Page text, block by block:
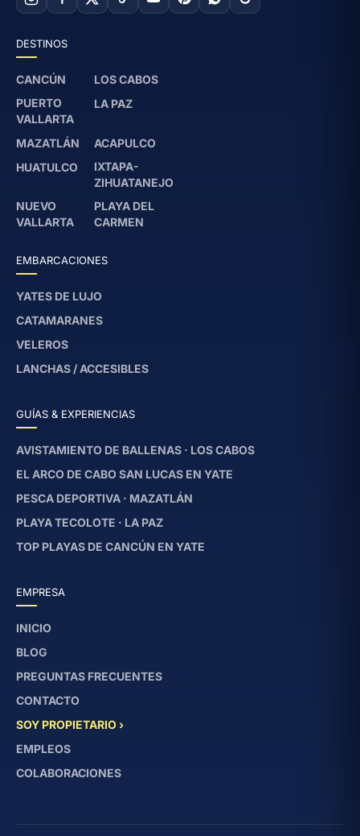
DESTINOS
CANCÚN
LOS CABOS
PUERTO
VALLARTA
LA PAZ
MAZATLÁN
ACAPULCO
HUATULCO
IXTAPA-
ZIHUATANEJO
NUEVO
VALLARTA
PLAYA DEL
CARMEN
EMBARCACIONES
YATES DE LUJO
CATAMARANES
VELEROS
LANCHAS / ACCESIBLES
GUÍAS & EXPERIENCIAS
AVISTAMIENTO DE BALLENAS · LOS CABOS
EL ARCO DE CABO SAN LUCAS EN YATE
PESCA DEPORTIVA · MAZATLÁN
PLAYA TECOLOTE · LA PAZ
TOP PLAYAS DE CANCÚN EN YATE
EMPRESA
INICIO
BLOG
PREGUNTAS FRECUENTES
CONTACTO
SOY PROPIETARIO ›
EMPLEOS
COLABORACIONES